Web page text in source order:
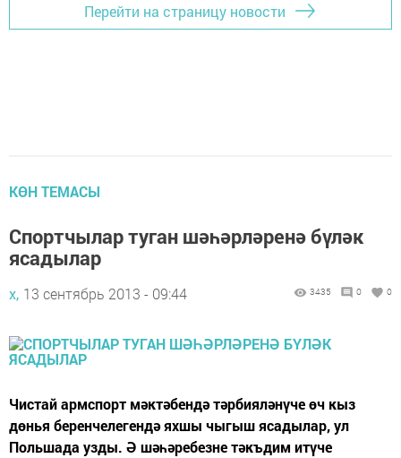
Перейти на страницу новости
КӨН ТЕМАСЫ
Спортчылар туган шәһәрләренә бүләк
ясадылар
х, 13 сентябрь 2013 - 09:44 3435 0 0
Чистай армспорт мәктәбендә тәрбияләнүче өч кыз
дөнья беренчелегендә яхшы чыгыш ясадылар, ул
Польшада узды. Ә шәһәребезне тәкъдим итүче